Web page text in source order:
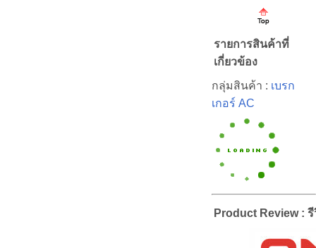
รายการสินค้าที่
เกี่ยวข้อง
กลุ่มสินค้า : เบรก
เกอร์ AC
Product Review :